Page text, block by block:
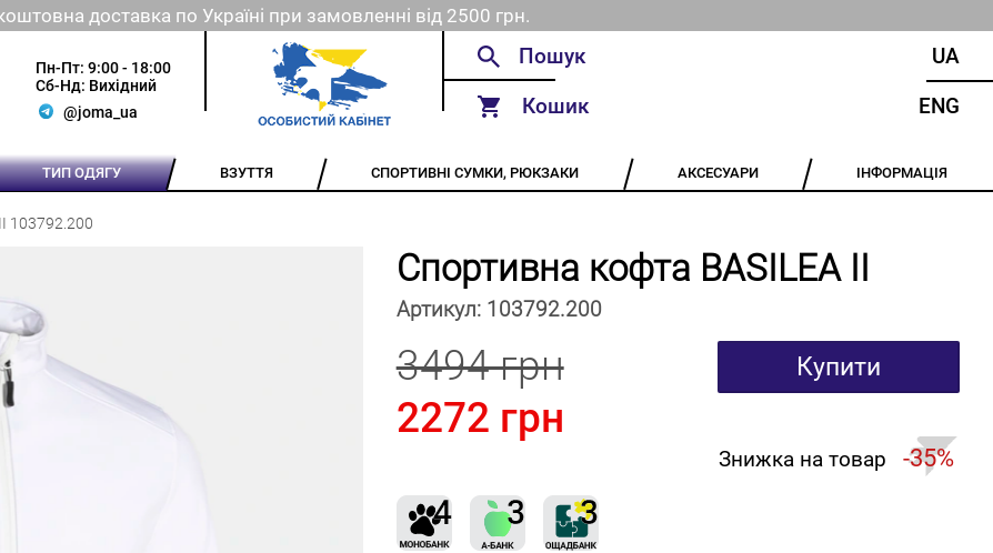
доставка по Україні при замовленні від 2500 грн.
Пн-Пт: 9:00 - 18:00
Сб-Нд: Вихідний
@joma_ua
Кошик
UA
ENG
ТИП ОДЯГУ ВЗУТТЯ СПОРТИВНІ СУМКИ, РЮКЗАКИ АКСЕСУАРИ ІНФОРМАЦІЯ
103792.200
Спортивна кофта BASILEA II
Артикул: 103792.200
3494 грн
2272 грн
Купити
Знижка на товар -35%